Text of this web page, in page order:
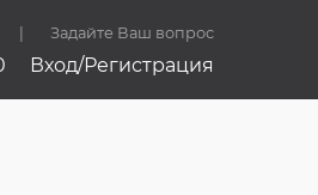
Задайте Ваш вопрос
Вход/Регистрация